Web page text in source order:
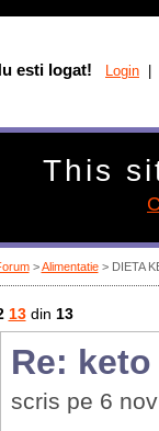
>Alimentatie> DIETA
13din 13
Re: keto
scris pe 6
esti logat! Login
This